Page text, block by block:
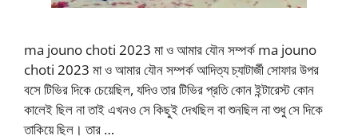
ma jouno choti 2023 মা ও আমার যৌন সম্পর্ক ma jouno
choti 2023 মা ও আমার যৌন সম্পর্ক আদিত্য চ্যাটার্জী সোফার উপর
বসে টিভির দিকে চেয়েছিল, যদিও তার টিভির প্রতি কোন ইন্টারেস্ট কোন
কালেই ছিল না তাই এখনও সে কিছুই দেখছিল বা শুনছিল না শুধু সে দিকে
তাকিয়ে ছিল। তার …